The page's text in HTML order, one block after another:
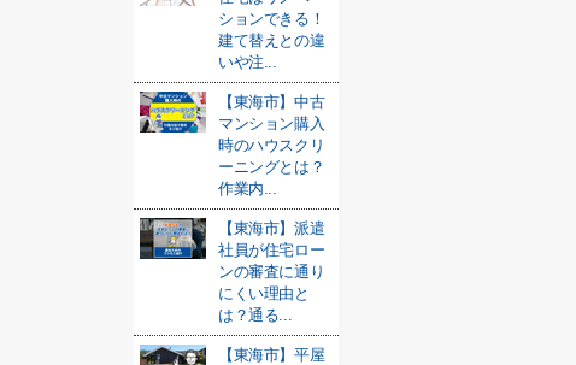
ションできる！
建て替えとの違
いや注...
【東海市】中古
マンション購入
時のハウスクリ
ーニングとは？
作業内...
【東海市】派遣
社員が住宅ロー
ンの審査に通り
にくい理由と
は？通る...
【東海市】平屋